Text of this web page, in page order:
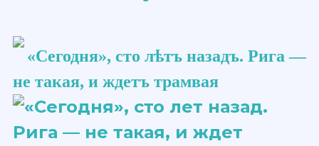
«Сегодня», сто ​лѣтъ​ назадъ. Рига —
не такая, и ждетъ трамвая